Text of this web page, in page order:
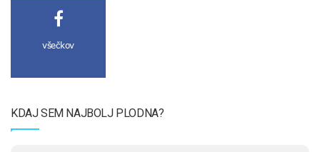
všečkov
KDAJ SEM NAJBOLJ PLODNA?